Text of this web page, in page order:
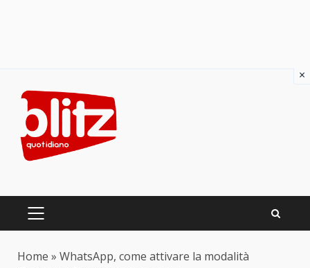
content
PRIMARY
Home » WhatsApp, come attivare la modalità
×